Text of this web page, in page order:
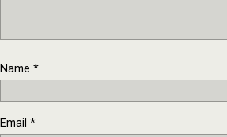
Name *
Email *